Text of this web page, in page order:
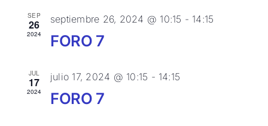
vistas
SEP
26
2024
septiembre 26, 2024 @ 10:15 - 14:15
FORO 7
JUL
17
2024
julio 17, 2024 @ 10:15 - 14:15
FORO 7